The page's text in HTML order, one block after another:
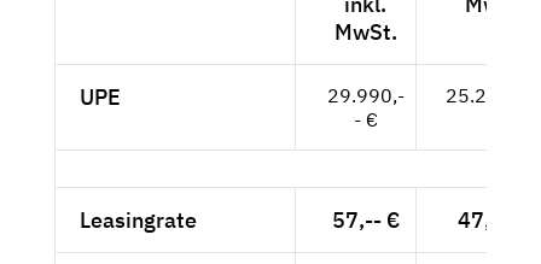
MwSt.
UPE
29.990,-
- €
25.202,--
Leasingrate 57,-- € 47,90 €